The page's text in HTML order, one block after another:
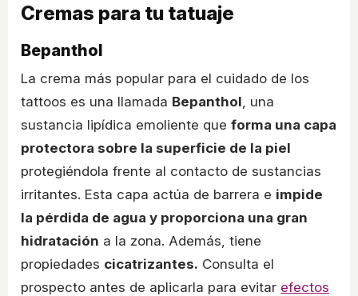
Cremas para tu tatuaje
Bepanthol
La crema más popular para el cuidado de los
tattoos es una llamada Bepanthol , una
sustancia lipídica emoliente que forma una capa
protectora sobre la superficie de la piel
protegiéndola frente al contacto de sustancias
irritantes. Esta capa actúa de barrera e impide
la pérdida de agua y proporciona una gran
hidratación a la zona. Además, tiene
propiedades cicatrizantes. Consulta el
prospecto antes de aplicarla para evitar efectos